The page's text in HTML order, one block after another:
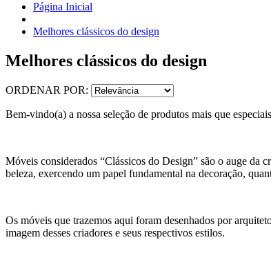
Página Inicial
Melhores clássicos do design
Melhores clássicos do design
ORDENAR POR:
Bem-vindo(a) a nossa seleção de produtos mais que
Móveis considerados “Clássicos do Design” são o auge da
beleza, exercendo um papel fundamental na decoração,
Os móveis que trazemos aqui foram desenhados por
imagem desses criadores e seus respectivos estilos.